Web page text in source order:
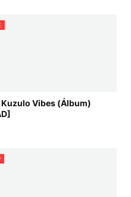
Vibes (Álbum)